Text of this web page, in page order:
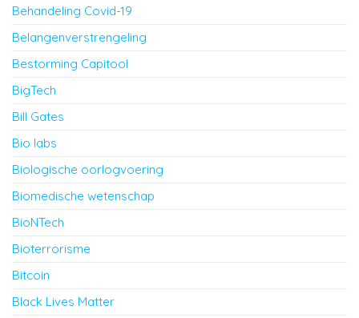
Behandeling Covid-19
Belangenverstrengeling
Bestorming Capitool
BigTech
Bill Gates
Bio labs
Biologische oorlogvoering
Biomedische wetenschap
BioNTech
Bioterrorisme
Bitcoin
Black Lives Matter